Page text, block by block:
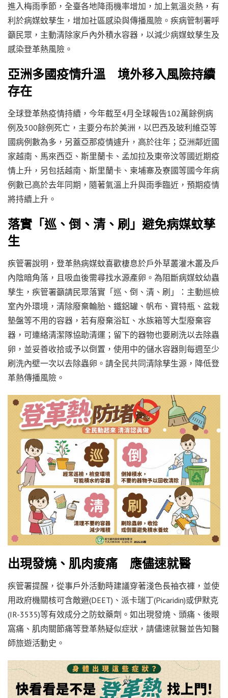
進入梅雨季節，全臺各地降雨機率增加，加上氣溫炎熱，有
利於病媒蚊孳生，增加社區感染與傳播風險。疾病管制署呼
籲民眾，主動清除家戶內外積水容器，以減少病媒蚊孳生及
感染登革熱風險。
亞洲多國疫情升溫 境外移入風險持續
存在
全球登革熱疫情持續，今年截至4月全球報告102萬餘例病
例及300餘例死亡，主要分布於美洲，以巴西及玻利維亞等
國病例數為多，另蓋亞那疫情遽升，高於往年；亞洲鄰近國
家越南、馬來西亞、斯里蘭卡、孟加拉及東帝汶等國近期疫
情上升，另包括越南、斯里蘭卡、柬埔寨及寮國等國今年病
例數已高於去年同期，隨著氣溫上升與雨季臨近，預期疫情
將持續上升。
落實「巡、倒、清、刷」避免病媒蚊孳
生
疾管署說明，登革熱病媒蚊喜歡棲息於戶外草叢灌木叢及戶
內陰暗角落，且吸血後需尋找水源產卵。為阻斷病媒蚊幼蟲
孳生，疾管署籲請民眾落實「巡、倒、清、刷」：主動巡檢
室內外環境，清除廢棄輪胎、鐵鋁罐、帆布、寶特瓶、盆栽
墊盤等不用的容器，若有廢棄浴缸、水族箱等大型廢棄容
器，可連絡清潔隊協助清運；留下的器物也要刷洗以去除蟲
卵，並妥善收拾或予以倒置，使用中的儲水容器則每週至少
刷洗內壁一次以去除蟲卵。請全民共同清除孳生源，降低登
革熱傳播風險。
出現發燒、肌肉痠痛 應儘速就醫
疾管署提醒，從事戶外活動時建議穿著淺色長袖衣褲，並使
用政府機關核可含敵避(DEET)、派卡瑞丁(Picaridin)或伊默克
(IR-3535)等有效成分之防蚊藥劑。如出現發燒、頭痛、後眼
窩痛、肌肉關節痛等登革熱疑似症狀，請儘速就醫並告知醫
師旅遊活動史。